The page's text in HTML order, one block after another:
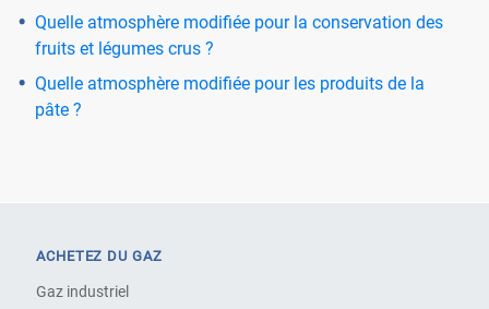
Quelle atmosphère modifiée pour la conservation des
fruits et légumes crus ?
Quelle atmosphère modifiée pour les produits de la
pâte ?
ACHETEZ DU GAZ
Gaz industriel